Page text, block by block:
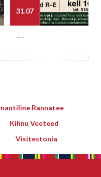
31.07
---
Rannatee
Kihnu Veeteed
Visitestonia